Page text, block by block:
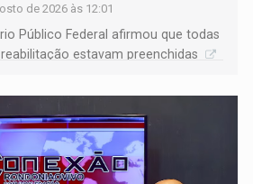
de 2026 às 12:01
Público Federal afirmou que todas
estavam preenchidas